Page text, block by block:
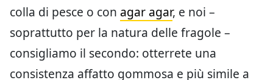
colla di pesce o con agar agar, e noi –
soprattutto per la natura delle fragole –
consigliamo il secondo: otterrete una
consistenza affatto gommosa e più simile a